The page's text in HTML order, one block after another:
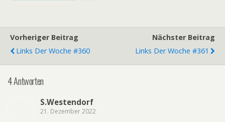
Vorheriger Beitrag
Links Der Woche #360
Nächster Beitrag
Links Der Woche #361
4 Antworten
S.Westendorf
21. Dezember 2022